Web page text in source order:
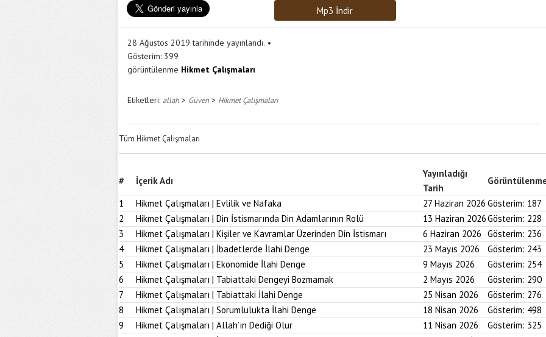
Mp3 İndir
28 Ağustos 2019 tarihinde yayınlandı.
Gösterim: 399
görüntülenme Hikmet Çalışmaları
Etiketleri: allah > Güven > Hikmet Çalışmaları
Tüm Hikmet Çalışmaları
# İçerik Adı
Yayınladığı
Tarih
1
Hikmet Çalışmaları | Evlilik ve Nafaka 27 Haziran 2026 Gösterim: 187
2
Hikmet Çalışmaları | Din İstismarında Din Adamlarının Rolü 13 Haziran 2026Gösterim: 228
3
Hikmet Çalışmaları | Kişiler ve Kavramlar Üzerinden Din İstismarı 6 Haziran 2026 Gösterim: 236
4
Hikmet Çalışmaları | İbadetlerde İlahi Denge 23 Mayıs 2026 Gösterim: 243
5
Hikmet Çalışmaları | Ekonomide İlahi Denge 9 Mayıs 2026 Gösterim: 254
6
Hikmet Çalışmaları | Tabiattaki Dengeyi Bozmamak 2 Mayıs 2026 Gösterim: 290
7
Hikmet Çalışmaları | Tabiattaki İlahi Denge 25 Nisan 2026 Gösterim: 276
8
Hikmet Çalışmaları | Sorumlulukta İlahi Denge 18 Nisan 2026 Gösterim: 498
9
Hikmet Çalışmaları | Allah’ın Dediği Olur 11 Nisan 2026 Gösterim: 325